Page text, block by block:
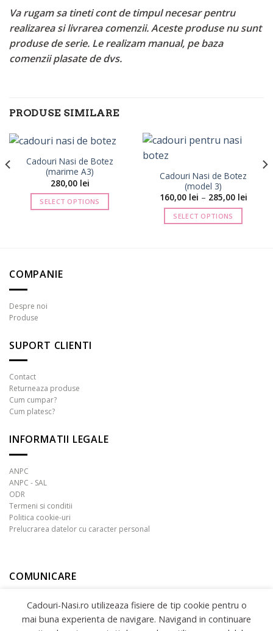
Va rugam sa tineti cont de timpul necesar pentru
realizarea si livrarea comenzii. Aceste produse nu sunt
produse de serie. Le realizam manual, pe baza
comenzii plasate de dvs.
PRODUSE SIMILARE
Cadouri Nasi de Botez
(marime A3)
280,00 lei
SELECT OPTIONS
Cadouri Nasi de Botez
(model 3)
160,00 lei – 285,00 lei
SELECT OPTIONS
COMPANIE
Despre noi
Produse
SUPORT CLIENTI
Contact
Returneaza produse
Cum cumpar?
Cum platesc?
INFORMATII LEGALE
ANPC
ANPC - SAL
ODR
Termeni si conditii
Politica cookie-uri
Prelucrarea datelor cu caracter personal
COMUNICARE
Cadouri-Nasi.ro utilizeaza fisiere de tip cookie pentru o
mai buna experienta de navigare. Navigand in continuare